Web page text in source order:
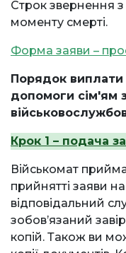
Строк звернення
моменту смерті.
Форма заяви –
Порядок виплати
допомоги сім'ям
Крок 1 – подача
Військомат
прийнятті заяви
відповідальний
зобовʼязаний
копій. Також ви